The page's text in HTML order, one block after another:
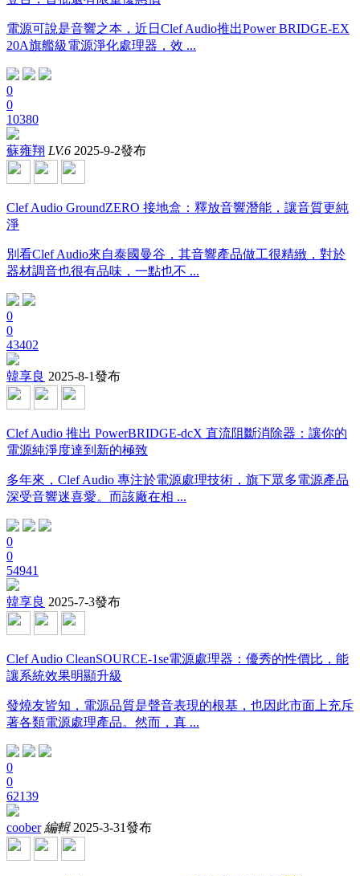
電源可說是音響之本，近日Clef Audio推出Power BRIDGE-EX
20A旗艦級電源淨化處理器，效 ...
0
0
10380
蘇雍翔 LV.6 2025-9-2發布
Clef Audio GroundZERO 接地盒：釋放音響潛能，讓音質更純
淨
別看Clef Audio來自泰國曼谷，其音響產品做工很精緻，對於
器材調音也很有品味，一點也不 ...
0
0
43402
韓享良 2025-8-1發布
Clef Audio 推出 PowerBRIDGE-dcX 直流阻斷消除器：讓你的
電源純淨度達到新的極致
多年來，Clef Audio 專注於電源處理技術，旗下眾多電源產品
深受音響迷喜愛。而該廠在相 ...
0
0
54941
韓享良 2025-7-3發布
Clef Audio CleanSOURCE-1se電源處理器：優秀的性價比，能
讓系統效果明顯升級
發燒友皆知，電源品質是聲音表現的根基，也因此市面上充斥
著各類電源處理產品。然而，真 ...
0
0
62139
coober 編輯 2025-3-31發布